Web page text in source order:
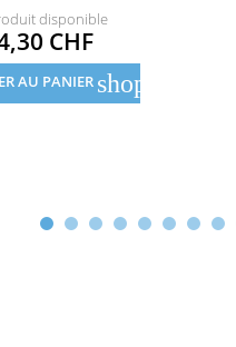
disponible
Prix
CHF
AU PANIER shopping_cart